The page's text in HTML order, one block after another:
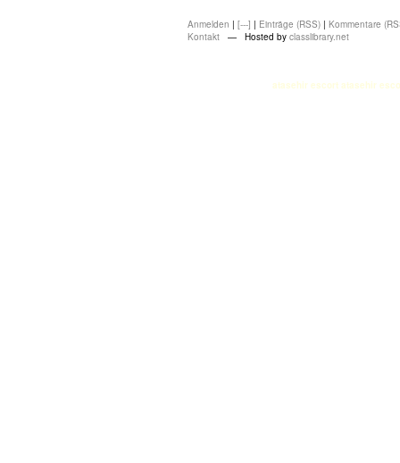
Anmelden | [---] | Einträge (RSS) | Kommentare
Kontakt — Hosted by classlibrary.net
atasehir escort atasehir